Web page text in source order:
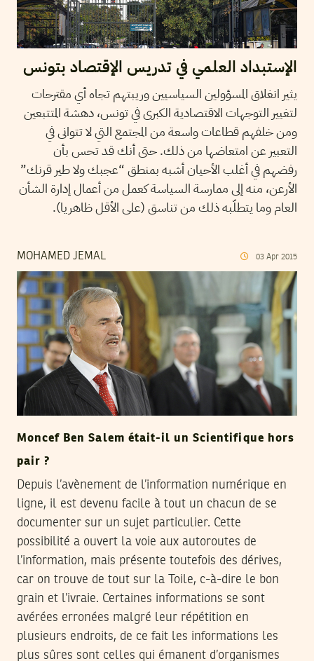
الإستبداد العلمي في تدريس الإقتصاد بتونس
يثير انغلاق المسؤولين السياسيين وريبتهم تجاه أي مقترحات
لتغيير التوجهات الاقتصادية الكبرى في تونس، دهشة المتتبعين
ومن خلفهم قطاعات واسعة من المجتمع التي لا تتوانى في
التعبير عن امتعاضها من ذلك. حتى أنك قد تحس بأن
رفضهم في أغلب الأحيان أشبه بمنطق “عجبك ولا طير قرنك”
الأرعن، منه إلى ممارسة السياسة كعمل من أعمال إدارة الشأن
العام وما يتطلّبه ذلك من تناسق (على الأقل ظاهريا).
MOHAMED JEMAL 03 Apr 2015
Moncef Ben Salem était-il un Scientifique hors
pair ?
Depuis l’avènement de l’information numérique en
ligne, il est devenu facile à tout un chacun de se
documenter sur un sujet particulier. Cette
possibilité a ouvert la voie aux autoroutes de
l’information, mais présente toutefois des dérives,
car on trouve de tout sur la Toile, c-à-dire le bon
grain et l’ivraie. Certaines informations se sont
avérées erronées malgré leur répétition en
plusieurs endroits, de ce fait les informations les
plus sûres sont celles qui émanent d’organismes